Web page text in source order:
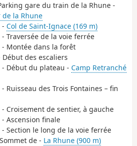
gare du train de la Rhune -
la Rhune
- Col de Saint-Ignace (169 m)
Traversée de la voie ferrée
- Montée dans la forêt
des escaliers
- Début du plateau - Camp Retranché
Ruisseau des Trois Fontaines – fin
Croisement de sentier, à gauche
Ascension finale
- Section le long de la voie ferrée
de - La Rhune (900 m)